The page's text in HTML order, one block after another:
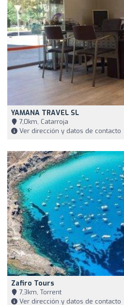
YAMANA TRAVEL SL
7,0km, Catarroja
Ver dirección y datos de contacto
Zafiro Tours
7,3km, Torrent
Ver dirección y datos de contacto